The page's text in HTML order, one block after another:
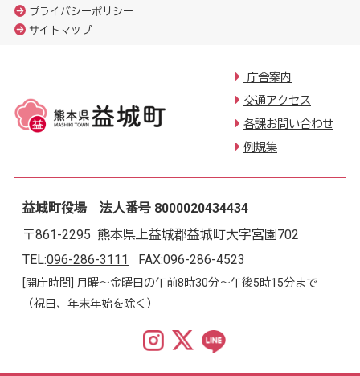
プライバシーポリシー
サイトマップ
庁舎案内
交通アクセス
各課お問い合わせ
例規集
益城町役場 法人番号 8000020434434
〒861-2295 熊本県上益城郡益城町大字宮園702
TEL:096-286-3111 FAX:096-286-4523
[開庁時間] 月曜～金曜日の午前8時30分～午後5時15分まで
（祝日、年末年始を除く）